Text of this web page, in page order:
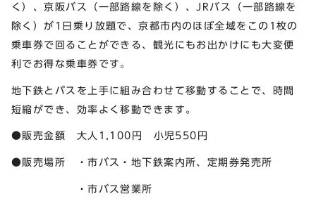
く）、京阪バス（一部路線を除く）、JRバス（一部路線を
除く）が1日乗り放題で、京都市内のほぼ全域をこの1枚の
乗車券で回ることができる、観光にもお出かけにも大変便
利でお得な乗車券です。
地下鉄とバスを上手に組み合わせて移動することで、時間
短縮ができ、効率よく移動できます。
●販売金額 大人1,100円 小児550円
●販売場所 ・市バス・地下鉄案内所、定期券発売所
・市バス営業所